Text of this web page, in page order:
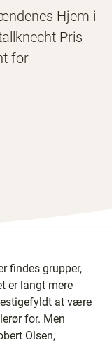
Hjem i
Pris
for
findes grupper,
er langt mere
at være
for. Men
Olsen,